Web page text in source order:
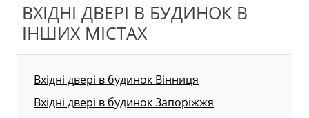
ВХІДНІ ДВЕРІ В БУДИНОК В
ІНШИХ МІСТАХ
Вхідні двері в будинок Вінниця
Вхідні двері в будинок Запоріжжя